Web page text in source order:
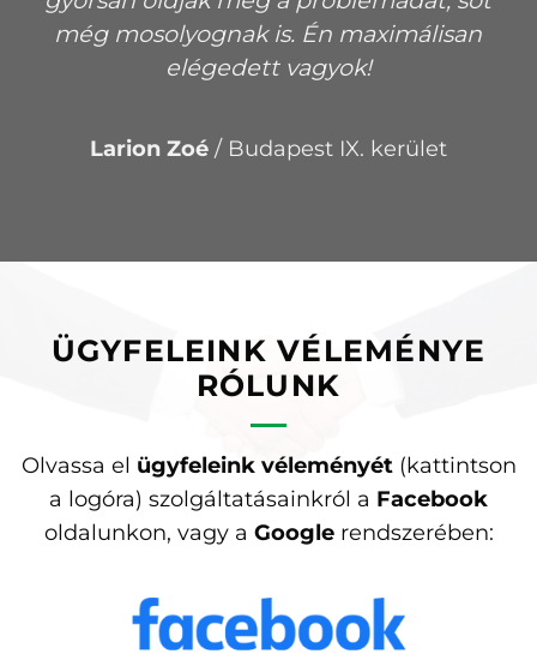
még mosolyognak is. Én maximálisan
elégedett vagyok!
Larion Zoé / Budapest IX. kerület
ÜGYFELEINK VÉLEMÉNYE
RÓLUNK
Olvassa el ügyfeleink véleményét(kattintson
a logóra) szolgáltatásainkról a Facebook
oldalunkon, vagy a Googlerendszerében: